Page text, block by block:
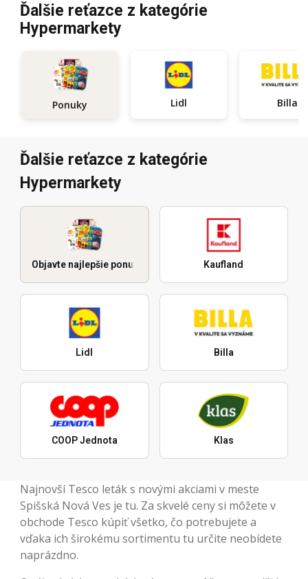
Ďalšie reťazce z kategórie
Hypermarkety
Ponuky Lidl Billa
Ďalšie reťazce z kategórie
Hypermarkety
Objavte najlepšie ponuky Kaufland
Lidl Billa
COOP Jednota Klas
Najnovší Tesco leták s novými akciami v meste
Spišská Nová Ves je tu. Za skvelé ceny si môžete v
obchode Tesco kúpiť všetko, čo potrebujete a
vďaka ich širokému sortimentu tu určite neobídete
naprázdno.